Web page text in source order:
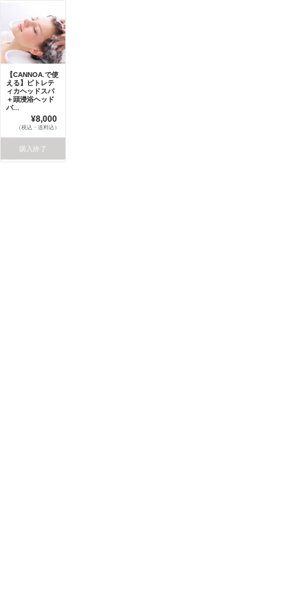
【CANNOA.で使
える】ピトレテ
ィカヘッドスパ
＋頭浸浴ヘッド
バ...
¥8,000
（税込・送料込）
購入終了